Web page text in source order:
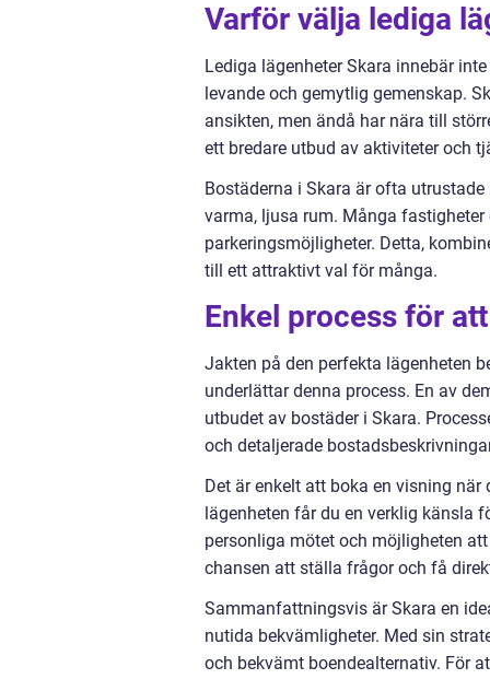
Varför välja lediga
Lediga lägenheter Skara innebär
levande och gemytlig gemenskap.
ansikten, men ändå har nära till
ett bredare utbud av aktiviteter och
Bostäderna i Skara är ofta
varma, ljusa rum. Många
parkeringsmöjligheter. Detta,
till ett attraktivt val för många.
Enkel process för
Jakten på den perfekta lägenheten
underlättar denna process. En av
utbudet av bostäder i Skara.
och detaljerade
Det är enkelt att boka en visning
lägenheten får du en verklig känsla
personliga mötet och möjligheten
chansen att ställa frågor och få
Sammanfattningsvis är Skara en
nutida bekvämligheter. Med sin
och bekvämt boendealternativ. För